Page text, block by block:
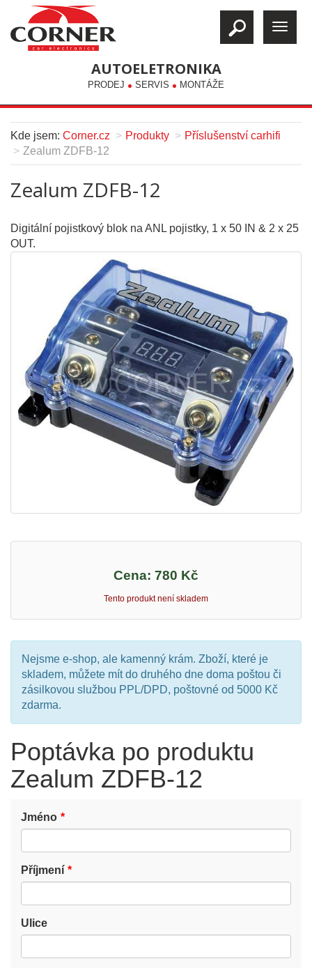
AUTOELETRONIKA
PRODEJ SERVIS MONTÁŽE
Kde jsem: Corner.cz Produkty
Příslušenství carhifi
Zealum ZDFB-12
Zealum ZDFB-12
Digitální pojistkový blok na ANL pojistky, 1 x 50 IN & 2 x 25
OUT.
Cena: 780 Kč
Tento produkt není skladem
Nejsme e-shop, ale kamenný krám. Zboží, které je
skladem, můžete mít do druhého dne doma poštou či
zásilkovou službou PPL/DPD, poštovné od 5000 Kč
zdarma.
Poptávka po produktu
Zealum ZDFB-12
Jméno
Příjmení
Ulice